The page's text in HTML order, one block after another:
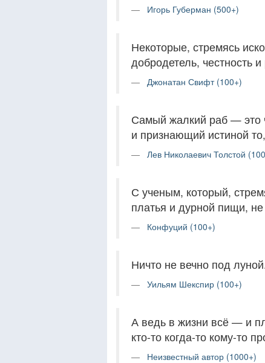
Игорь Губерман (500+)
Некоторые, стремясь
добродетель, честность
Джонатан Свифт (100+)
Самый жалкий раб — это
и признающий истиной
Лев Николаевич Толстой
С ученым, который,
платья и дурной пищи, не
Конфуций (100+)
Ничто не вечно под
Уильям Шекспир (100+)
А ведь в жизни всё — и
кто-то когда-то кому-то
Неизвестный автор (1000+)